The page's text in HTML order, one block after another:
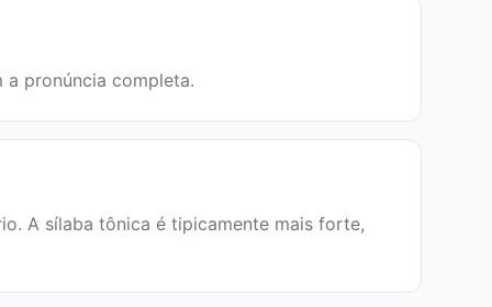
a pronúncia completa.
A sílaba tônica é tipicamente mais forte,